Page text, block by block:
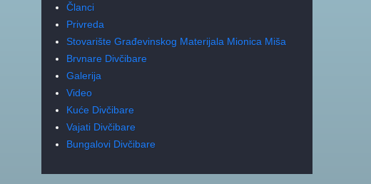
Članci
Privreda
Stovarište Građevinskog Materijala Mionica Miša
Brvnare Divčibare
Galerija
Video
Kuće Divčibare
Vajati Divčibare
Bungalovi Divčibare